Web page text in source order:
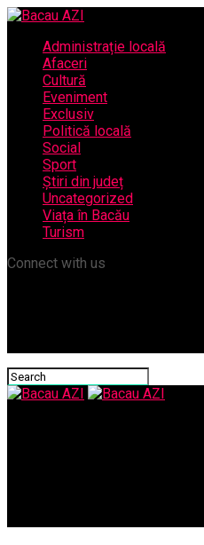
Administrație locală
Afaceri
Cultură
Eveniment
Exclusiv
Politică locală
Social
Sport
Știri din județ
Uncategorized
Viața în Bacău
Turism
Connect with us